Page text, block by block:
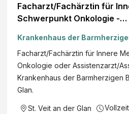
Facharzt/Fachärztin für
Schwerpunkt Onkologie -
Krankenhaus der
Facharzt/Fachärztin für Innere
Onkologie oder Assistenzarzt/
Krankenhaus der Barmherzigen
Glan.
St. Veit an der Glan Vollzeit